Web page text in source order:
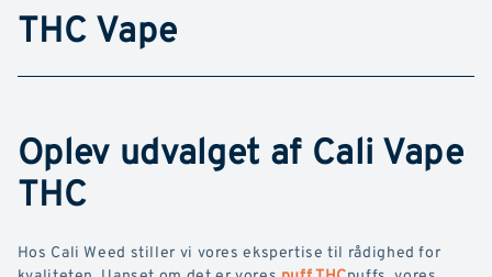
THC Vape
Oplev udvalget af Cali Vape
THC
Hos Cali Weed stiller vi vores ekspertise til rådighed for